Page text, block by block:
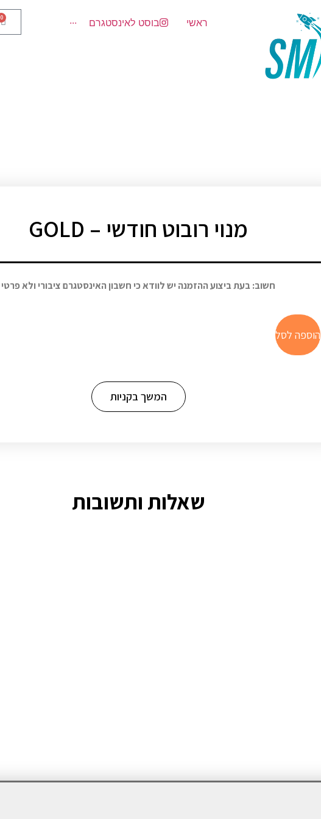
ראשי בוסט לאינסטגרם ···
0
מנוי רובוט חודשי – GOLD
חשוב: בעת ביצוע ההזמנה יש לוודא כי חשבון האינסטגרם ציבורי ולא פרטי
הוספה לסל
המשך בקניות
שאלות ותשובות